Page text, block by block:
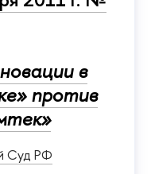
в
против
Суд РФ